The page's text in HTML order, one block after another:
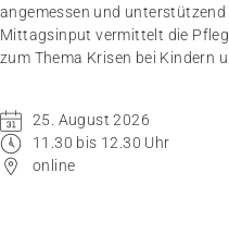
angemessen und
Mittagsinput vermittelt die
zum Thema Krisen bei Kindern
25. August 2026
11.30 bis 12.30 Uhr
online